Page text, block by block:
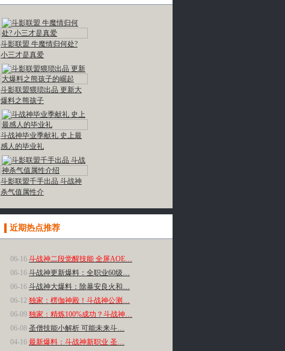
更多»
斗影联盟 牛魔情归何处?
小三才是真爱
斗影联盟猥琐出品 更新大
爆料之熊孩子
斗战神毕业季献礼 史上最
感人的毕业礼
斗影联盟千手出品 斗战神
杀气值属性介
近期热点推荐
更多»
06-16 斗战神二段觉醒技能 全屏AOE…
06-16 斗战神更新爆料：全职业60级…
06-16 斗战神大爆料：除暴安良火和…
06-12 独家：楞伽神殿！斗战神公测…
06-09 独家：精炼100%成功？斗战神…
06-08 圣僧技能小解析 可能未来斗…
04-16 最新爆料：斗战神新职业 圣…